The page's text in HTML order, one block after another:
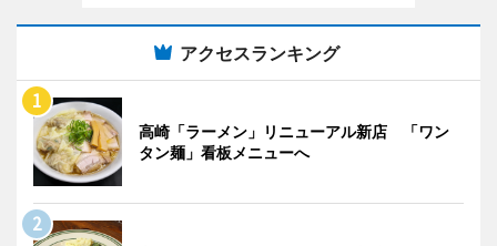
アクセスランキング
高崎「ラーメン」リニューアル新店 「ワン
タン麺」看板メニューへ